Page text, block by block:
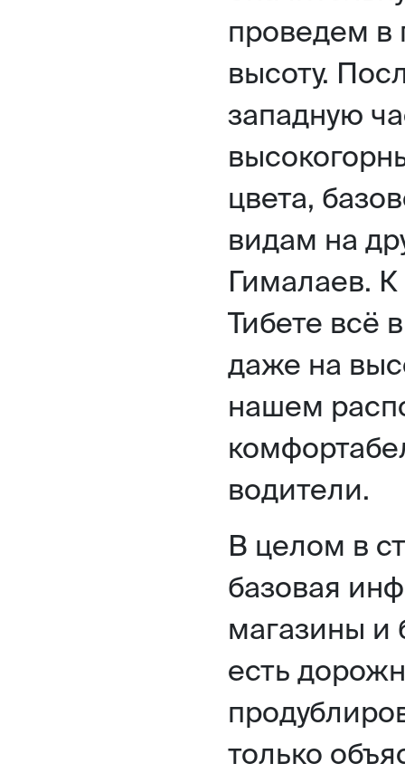
проведем в
высоту.
западную
цвета,
видам на
Гималаев.
Тибете всё
даже на
нашем
водители.
В целом в
базовая
магазины и
есть
только